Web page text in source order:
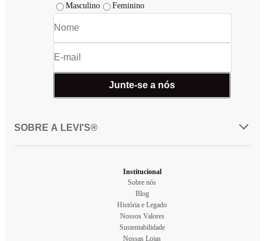
Masculino Feminino
Junte-se a nós
SOBRE A LEVI'S®
Institucional
Sobre nós
Blog
História e Legado
Nossos Valores
Sustentabilidade
Nossas Lojas